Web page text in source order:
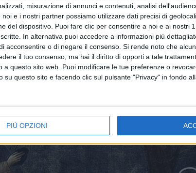
misurazione di annunci e contenuti, analisi
e i nostri partner possiamo utilizzare dati precisi di
del dispositivo. Puoi fare clic per consentire a noi e ai nostri
In alternativa puoi accedere a informazioni più
acconsentire o di negare il consenso. Si rende noto che
il tuo consenso, ma hai il diritto di opporti a tale
a questo sito web. Puoi modificare le tue preferenze o
su questo sito e facendo clic sul pulsante "Privacy" in fondo
PIÙ OPZIONI